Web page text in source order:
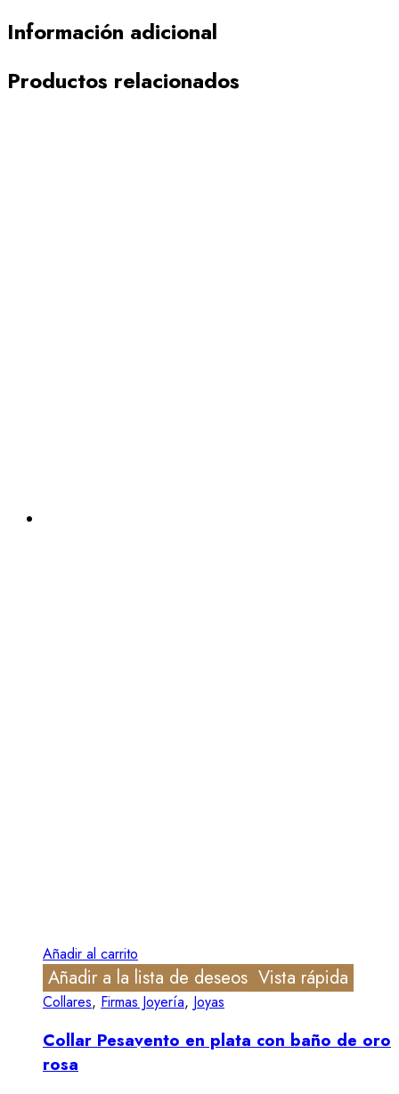
Información adicional
Productos relacionados
Añadir al carrito
Añadir a la lista de deseos Vista rápida
Collares, Firmas Joyería, Joyas
Collar Pesavento en plata con baño de oro
rosa